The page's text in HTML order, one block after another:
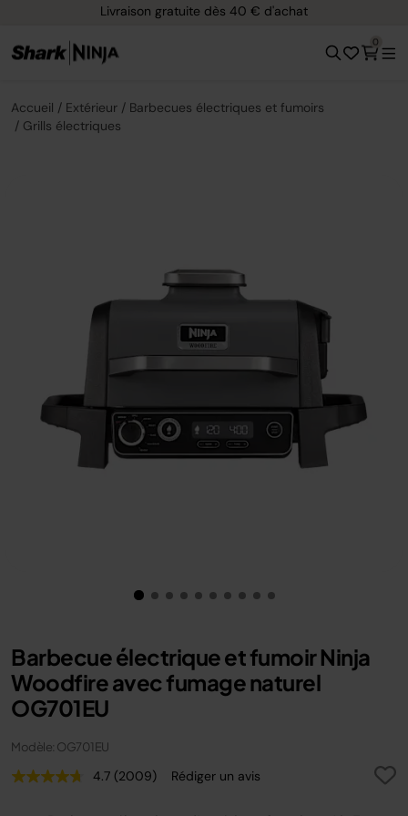
Livraison gratuite dès 40 € d'achat
0
Accueil Extérieur
Barbecues électriques et fumoirs
Grills électriques
Barbecue électrique et fumoir Ninja
Woodfire avec fumage naturel
OG701EU
Modèle: OG701EU
4.7 Lire
avis.
(2009) Rédiger un avis